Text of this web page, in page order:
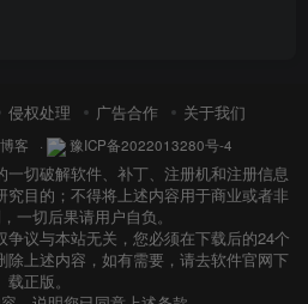
侵权处理 广告合作 关于我们
客 · 豫ICP备2022013280号-4
切破解软件、补丁、注册机和注册信息
究目的；不得将上述内容用于商业或者非
一切后果请用户自负。
议与本站无关，您必须在下载后的24个
上述内容，如有需要，请去软件官网下
载正版。